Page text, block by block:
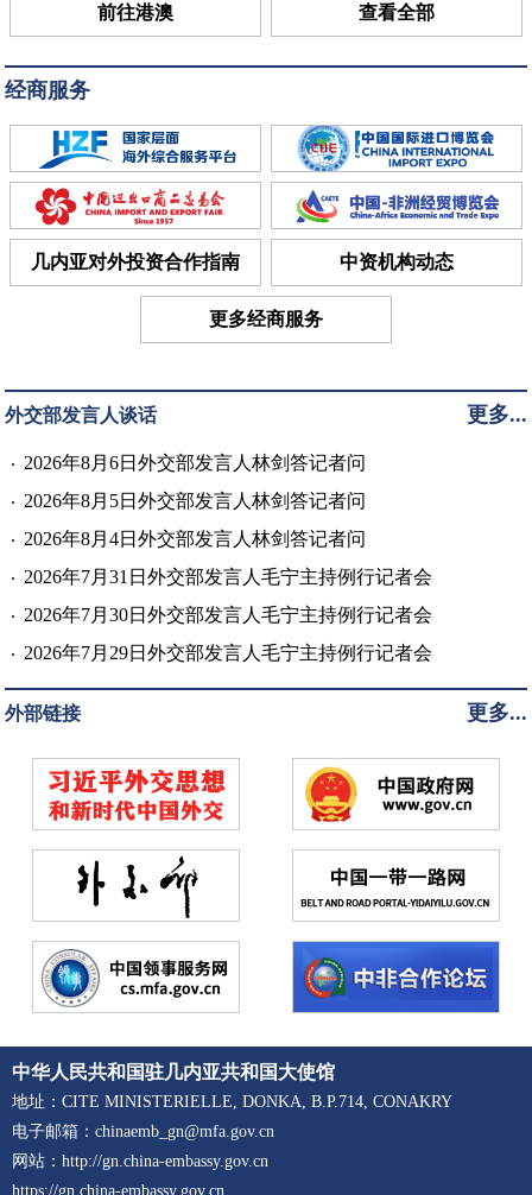
前往港澳 查看全部
经商服务
几内亚对外投资合作指南 中资机构动态
更多经商服务
外交部发言人谈话 更多...
2026年8月6日外交部发言人林剑答记者问
2026年8月5日外交部发言人林剑答记者问
2026年8月4日外交部发言人林剑答记者问
2026年7月31日外交部发言人毛宁主持例行记者会
2026年7月30日外交部发言人毛宁主持例行记者会
2026年7月29日外交部发言人毛宁主持例行记者会
外部链接 更多...
中华人民共和国驻几内亚共和国大使馆
地址：CITE MINISTERIELLE, DONKA, B.P.714, CONAKRY
电子邮箱：chinaemb_gn@mfa.gov.cn
网站：http://gn.china-embassy.gov.cn
https://gn.china-embassy.gov.cn